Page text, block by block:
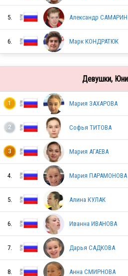
RUS
RUS
RUS
RUS
RUS
5. Александр САМАРИН
6. Марк КОНДРАТЮК
Девушки,
1 Мария ЗАХАРОВА
2 Софья ТИТОВА
3 Мария АГАЕВА
4. Мария ПАРАМОНОВА
5. Алина КУЛАК
6. Иванна ИВАНОВА
7. Дарья САДКОВА
8. Анна СМИРНОВА